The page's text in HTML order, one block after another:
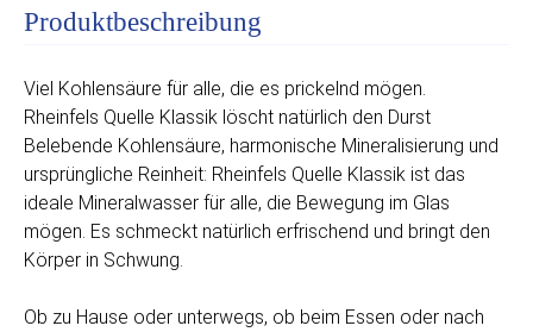
Produktbeschreibung
Viel Kohlensäure für alle, die es prickelnd mögen.
Rheinfels Quelle Klassik löscht natürlich den Durst
Belebende Kohlensäure, harmonische Mineralisierung und
ursprüngliche Reinheit: Rheinfels Quelle Klassik ist das
ideale Mineralwasser für alle, die Bewegung im Glas
mögen. Es schmeckt natürlich erfrischend und bringt den
Körper in Schwung.
Ob zu Hause oder unterwegs, ob beim Essen oder nach